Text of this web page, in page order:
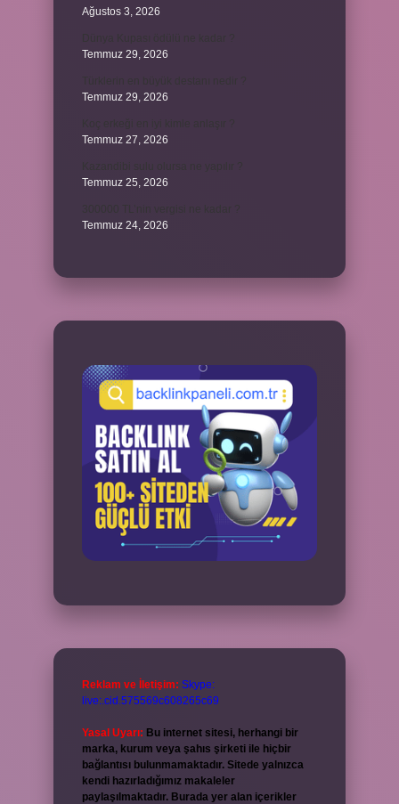
Ağustos 3, 2026
Temmuz 29, 2026
Temmuz 29, 2026
Temmuz 27, 2026
Temmuz 25, 2026
Temmuz 24, 2026
Reklam ve İletişim: Skype:
live:.cid.575569c608265c69
Yasal Uyarı: Bu internet sitesi, herhangi bir
marka, kurum veya şahıs şirketi ile hiçbir
bağlantısı bulunmamaktadır. Sitede yalnızca
kendi hazırladığımız makaleler
paylaşılmaktadır. Burada yer alan içerikler